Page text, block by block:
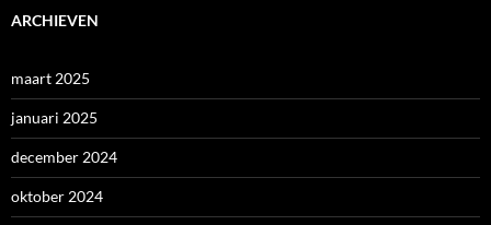
ARCHIEVEN
maart 2025
januari 2025
december 2024
oktober 2024